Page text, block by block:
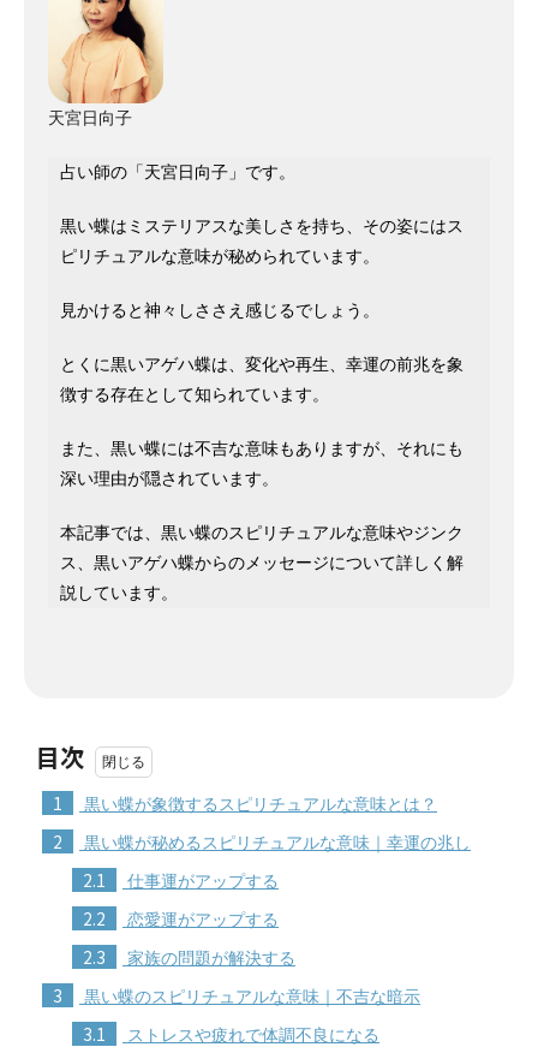
天宮日向子
占い師の「天宮日向子」です。
黒い蝶はミステリアスな美しさを持ち、その姿にはス
ピリチュアルな意味が秘められています。
見かけると神々しささえ感じるでしょう。
とくに黒いアゲハ蝶は、変化や再生、幸運の前兆を象
徴する存在として知られています。
また、黒い蝶には不吉な意味もありますが、それにも
深い理由が隠されています。
本記事では、黒い蝶のスピリチュアルな意味やジンク
ス、黒いアゲハ蝶からのメッセージについて詳しく解
説しています。
目次
1 黒い蝶が象徴するスピリチュアルな意味とは？
2 黒い蝶が秘めるスピリチュアルな意味｜幸運の兆し
2.1 仕事運がアップする
2.2 恋愛運がアップする
2.3 家族の問題が解決する
3 黒い蝶のスピリチュアルな意味｜不吉な暗示
3.1 ストレスや疲れで体調不良になる